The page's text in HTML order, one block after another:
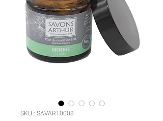
SKU : SAVART0008